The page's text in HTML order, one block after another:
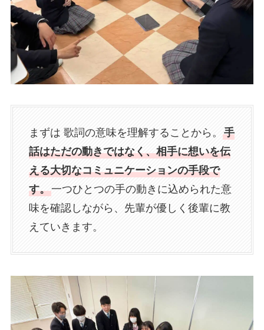
まずは 歌詞の意味を理解することから。 手
話はただの動きではなく、相手に想いを伝
える大切なコミュニケーションの手段で
す。一つひとつの手の動きに込められた意
味を確認しながら、先輩が優しく後輩に教
えていきます。